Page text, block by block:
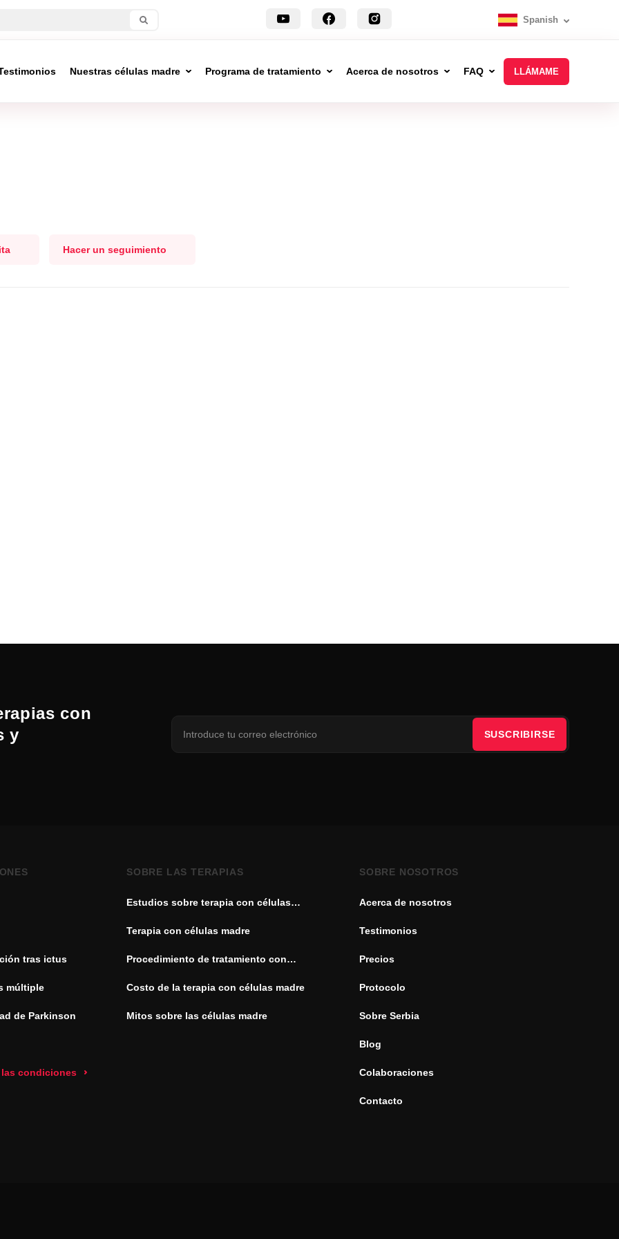
Spanish
Nuestras células madre Programa de tratamiento Acerca de nosotros FAQ LLÁMAME
Hacer un seguimiento
con
y
SUSCRIBIRSE
tras ictus
múltiple
de Parkinson
las condiciones
SOBRE LAS TERAPIAS
Estudios sobre terapia con células
Terapia con células madre
Procedimiento de tratamiento con
Costo de la terapia con células madre
Mitos sobre las células madre
SOBRE NOSOTROS
Acerca de nosotros
Testimonios
Precios
Protocolo
Sobre Serbia
Blog
Colaboraciones
Contacto